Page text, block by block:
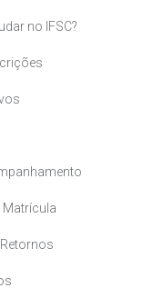
no IFSC?
Matrícula